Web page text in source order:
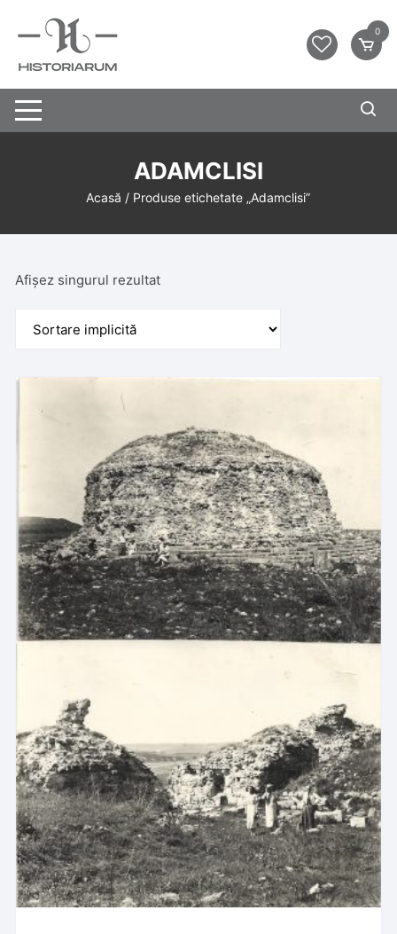
0
ADAMCLISI
Acasă / Produse etichetate „Adamclisi”
Afișez singurul rezultat